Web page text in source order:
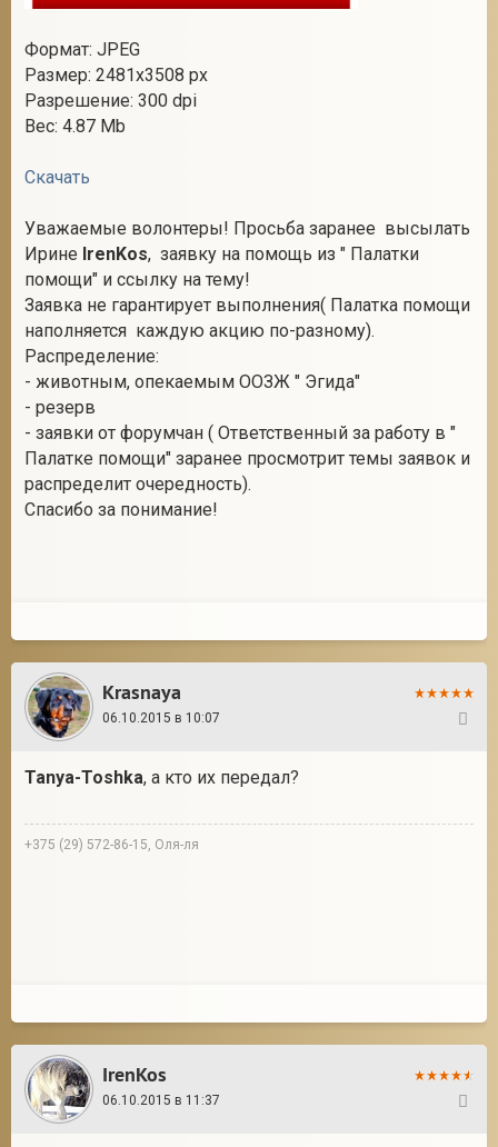
Формат: JPEG
Размер: 2481x3508 px
Разрешение: 300 dpi
Вес: 4.87 Mb
Скачать
Уважаемые волонтеры! Просьба заранее высылать
Ирине IrenKos, заявку на помощь из " Палатки
помощи" и ссылку на тему!
Заявка не гарантирует выполнения( Палатка помощи
наполняется каждую акцию по-разному).
Распределение:
- животным, опекаемым ООЗЖ " Эгида"
- резерв
- заявки от форумчан ( Ответственный за работу в "
Палатке помощи" заранее просмотрит темы заявок и
распределит очередность).
Спасибо за понимание!
Krasnaya
06.10.2015 в 10:07
Tanya-Toshka, а кто их передал?
+375 (29) 572-86-15, Оля-ля
IrenKos
06.10.2015 в 11:37